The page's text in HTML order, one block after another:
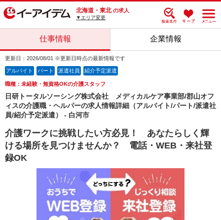
北海道・東北 の求人
▼エリア変更
仕事情報 企業情報
更新日：2026/08/01 ※更新日時点の最新情報です
アルバイト パート 派遣社員 紹介予定派遣
職種：未経験・無資格OKの介護スタッフ
日研トータルソーシング株式会社 メディカルケア事業部/郡山オフ
ィスの介護職・ヘルパーの求人情報詳細（アルバイト/パート/派遣社
員/紹介予定派遣） - 白河市
介護ワークに挑戦したい方必見！ あなたらしく輝
ける場所を見つけませんか？ 電話・WEB・来社登
録OK